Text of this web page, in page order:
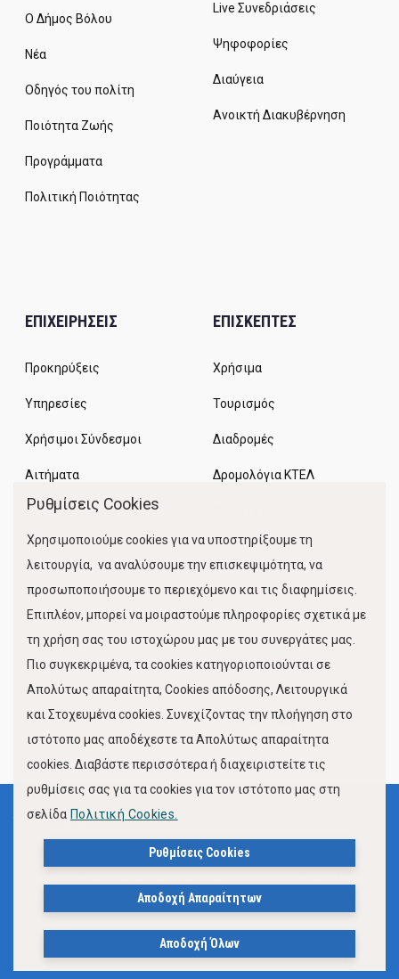
Ο Δήμος Βόλου
Νέα
Οδηγός του πολίτη
Ποιότητα Ζωής
Προγράμματα
Πολιτική Ποιότητας
Live Συνεδριάσεις
Ψηφοφορίες
Διαύγεια
Ανοικτή Διακυβέρνηση
ΕΠΙΧΕΙΡΗΣΕΙΣ
Προκηρύξεις
Υπηρεσίες
Χρήσιμοι Σύνδεσμοι
Αιτήματα
ΕΠΙΣΚΕΠΤΕΣ
Χρήσιμα
Τουρισμός
Διαδρομές
Δρομολόγια ΚΤΕΛ
Κίνηση Λιμένος
FOLLOW US
© 2023, Δήμος Βόλου
Όροι Χρήσης
Πολιτική Προστασίας Προσωπικών Δεδομένων
Πολιτική Cookies
Ρυθμίσεις Cookies
Χρησιμοποιούμε cookies για να υποστηρίξουμε τη
λειτουργία, να αναλύσουμε την επισκεψιμότητα, να
προσωποποιήσουμε το περιεχόμενο και τις διαφημίσεις.
Επιπλέον, μπορεί να μοιραστούμε πληροφορίες σχετικά με
τη χρήση σας του ιστοχώρου μας με του συνεργάτες μας.
Πιο συγκεκριμένα, τα cookies κατηγοριοποιούνται σε
Απολύτως απαραίτητα, Cookies απόδοσης, Λειτουργικά
και Στοχευμένα cookies. Συνεχίζοντας την πλοήγηση στο
ιστότοπο μας αποδέχεστε τα Απολύτως απαραίτητα
cookies. Διαβάστε περισσότερα ή διαχειριστείτε τις
ρυθμίσεις σας για τα cookies για τον ιστότοπο μας στη
σελίδα Πολιτική Cookies.
Ρυθμίσεις Cookies
Αποδοχή Απαραίτητων
Αποδοχή Όλων